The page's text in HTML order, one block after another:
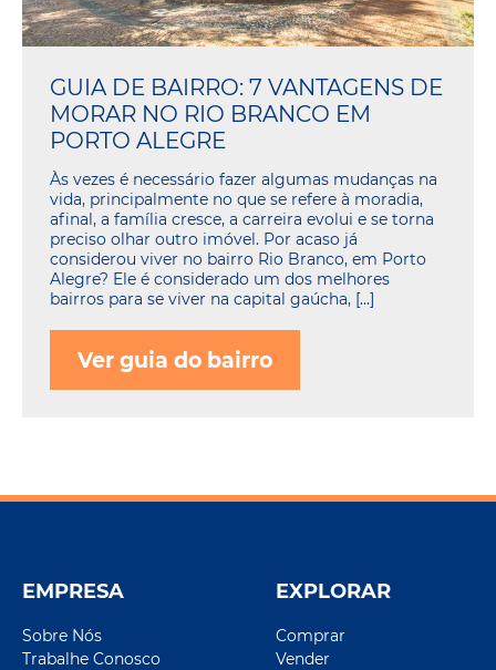
GUIA DE BAIRRO: 7 VANTAGENS DE
MORAR NO RIO BRANCO EM
PORTO ALEGRE
Às vezes é necessário fazer algumas mudanças na
vida, principalmente no que se refere à moradia,
afinal, a família cresce, a carreira evolui e se torna
preciso olhar outro imóvel. Por acaso já
considerou viver no bairro Rio Branco, em Porto
Alegre? Ele é considerado um dos melhores
bairros para se viver na capital gaúcha, […]
Ver guia do bairro
EMPRESA
Sobre Nós
Trabalhe Conosco
EXPLORAR
Comprar
Vender